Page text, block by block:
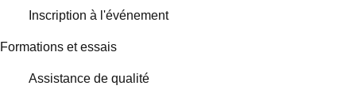
Inscription à l'événement
Formations et essais
Assistance de qualité